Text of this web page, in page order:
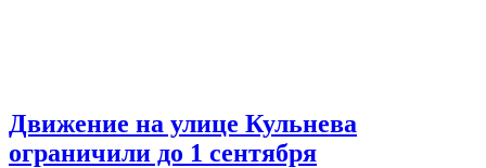
Движение на улице Кульнева
ограничили до 1 сентября